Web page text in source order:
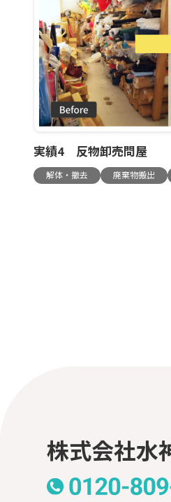
実績4 反物卸売問屋
解体・撤去 廃棄物搬出
株式会社水